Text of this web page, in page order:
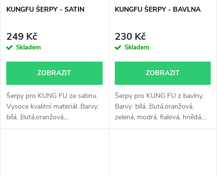
KUNGFU ŠERPY - SATIN
249 Kč
Skladem
ZOBRAZIT
Šerpy pro KUNG FU ze satinu.
Vysoce kvalitní materiál. Barvy:
bílá, žlutá,oranžová,...
KUNGFU ŠERPY - BAVLNA
230 Kč
Skladem
ZOBRAZIT
Šerpy pro KUNG FU z bavlny.
Barvy: bílá, žlutá,oranžová,
zelená, modrá, fialová, hnědá,...